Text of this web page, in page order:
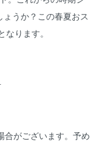
うか？この春夏おス
ります。
合がございます。予め